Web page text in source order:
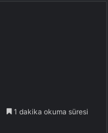
1 dakika okuma süresi